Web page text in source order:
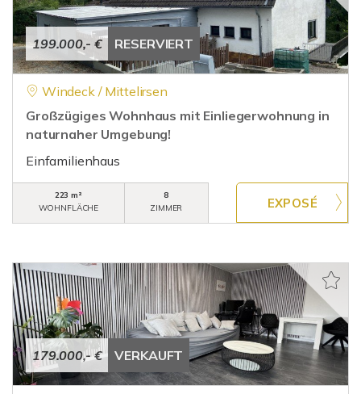
199.000,- € RESERVIERT
Windeck / Mittelirsen
Großzügiges Wohnhaus mit Einliegerwohnung in
naturnaher Umgebung!
Einfamilienhaus
223 m²
WOHNFLÄCHE
8
ZIMMER
179.000,- € VERKAUFT